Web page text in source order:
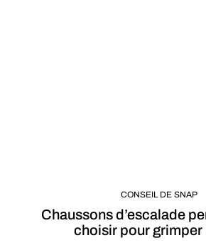
CONSEIL DE SNAP
Chaussons d’escalade
choisir pour grimper